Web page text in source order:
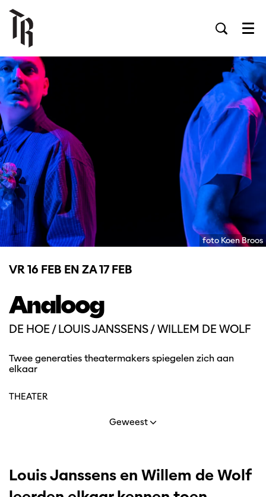
foto Koen Broos
Analoog
DE HOE / LOUIS JANSSENS / WILLEM DE WOLF
VR 16 FEB EN ZA 17 FEB
Twee generaties theatermakers spiegelen zich aan
elkaar
THEATER
Geweest
Louis Janssens en Willem de Wolf